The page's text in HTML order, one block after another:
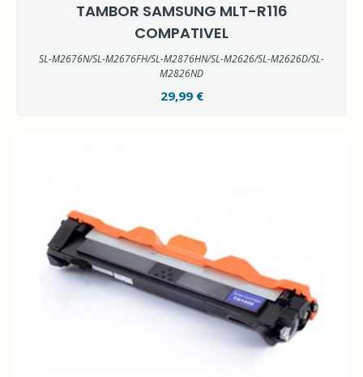
TAMBOR SAMSUNG MLT-R116
COMPATIVEL
SL-M2676N/SL-M2676FH/SL-M2876HN/SL-M2626/SL-M2626D/SL-
M2826ND
29,99 €